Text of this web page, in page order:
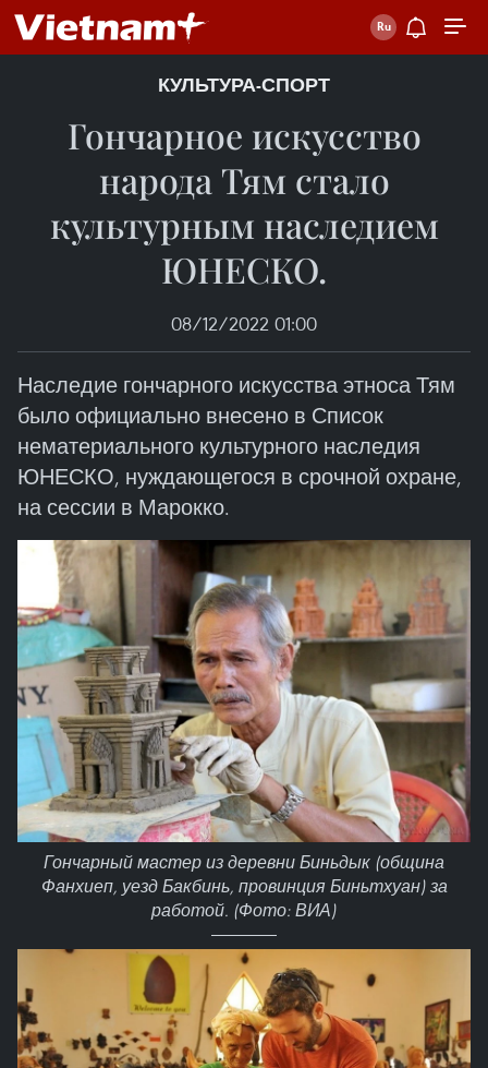
КУЛЬТУРА-СПОРТ
Гончарное искусство
народа Тям стало
культурным наследием
ЮНЕСКО.
08/12/2022 01:00
Наследие гончарного искусства этноса Тям
было официально внесено в Список
нематериального культурного наследия
ЮНЕСКО, нуждающегося в срочной охране,
на сессии в Марокко.
Гончарный мастер из деревни Биньдык (община
Фанхиеп, уезд Бакбинь, провинция Биньтхуан) за
работой. (Фото: ВИА)